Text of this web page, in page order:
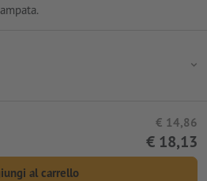
€ 14,86
€ 18,13
al carrello